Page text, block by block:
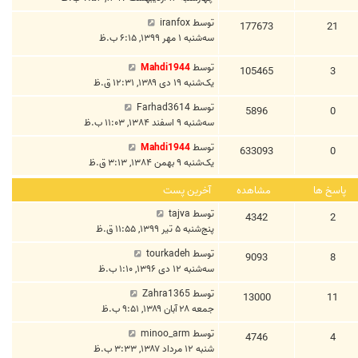
21
177673 توسطiranfox
سه‌شنبه ۱ مهر ۱۳۹۹, ۶:۱۵ ب.ظ
3
105465 توسطMahdi1944
یک‌شنبه ۱۹ دی ۱۳۸۹, ۱۲:۳۱ ق.ظ
0
5896 توسطFarhad3614
سه‌شنبه ۹ اسفند ۱۳۸۴, ۱۱:۰۳ ب.ظ
0
633093 توسطMahdi1944
یک‌شنبه ۹ بهمن ۱۳۸۴, ۳:۱۳ ق.ظ
پاسخ ها مشاهده آخرین پست
2
4342 توسط tajva
پنج‌شنبه ۵ تیر ۱۳۹۹, ۱۱:۵۵ ق.ظ
8
9093 توسط tourkadeh
سه‌شنبه ۱۲ دی ۱۳۹۶, ۱:۱۰ ب.ظ
11
13000 توسطZahra1365
جمعه ۲۸ آبان ۱۳۸۹, ۹:۵۱ ب.ظ
4
4746 توسط minoo_arm
شنبه ۱۲ مرداد ۱۳۸۷, ۳:۳۳ ب.ظ